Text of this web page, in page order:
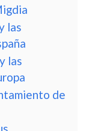
las
las
de